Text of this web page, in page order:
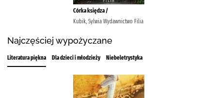
Córka księdza /
Kubik, Sylwia Wydawnictwo Filia
Najczęściej wypożyczane
Literatura piękna Dla dzieci i młodzieży Niebeletrystyka